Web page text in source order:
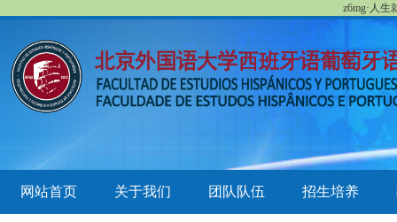
z6mg·人
网站首页 关于我们 团队队伍 招生培养